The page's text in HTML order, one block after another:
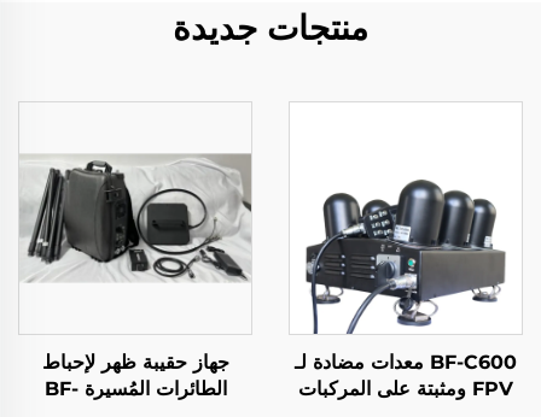
منتجات جديدة
BF-C600 معدات مضادة لـ
FPV ومثبتة على المركبات
جهاز حقيبة ظهر لإحباط
الطائرات المُسيرة BF-